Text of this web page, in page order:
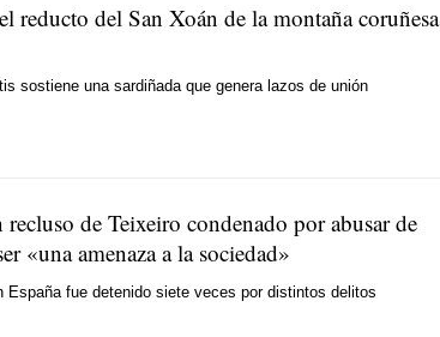
reducto del San Xoán de la montaña coruñesa
sostiene una sardiñada que genera lazos de unión
de Teixeiro condenado por abusar de
«una amenaza a la sociedad»
España fue detenido siete veces por distintos delitos